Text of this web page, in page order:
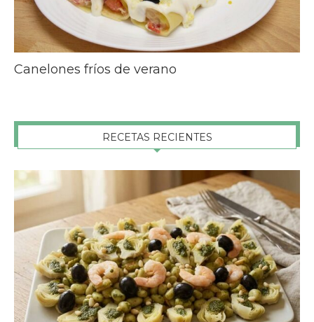
Canelones fríos de verano
RECETAS RECIENTES